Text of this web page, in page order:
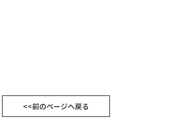
<<前のページへ戻る